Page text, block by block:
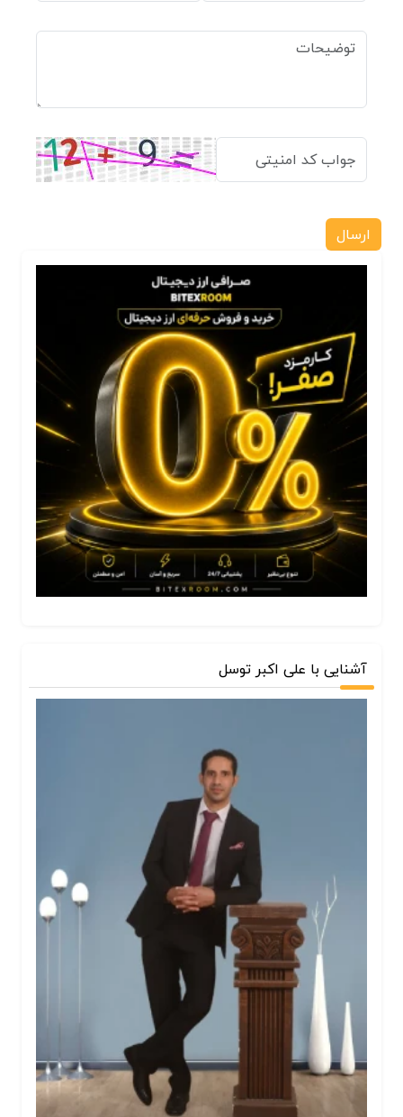
ارسال
آشنایی با علی اکبر توسل